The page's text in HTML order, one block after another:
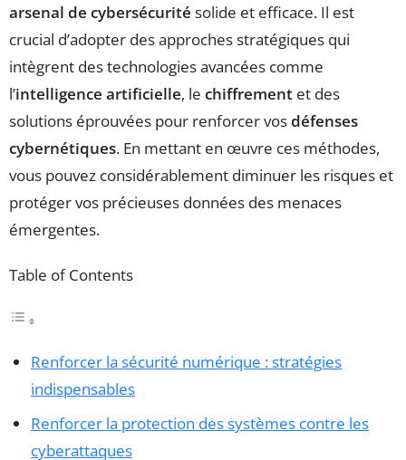
arsenal de cybersécurité solide et efficace. Il est
crucial d’adopter des approches stratégiques qui
intègrent des technologies avancées comme
l’intelligence artificielle, le chiffrement et des
solutions éprouvées pour renforcer vosdéfenses
cybernétiques. En mettant en œuvre ces méthodes,
vous pouvez considérablement diminuer les risques et
protéger vos précieuses données des menaces
émergentes.
Table of Contents
Renforcer la sécurité numérique : stratégies
indispensables
Renforcer la protection des systèmes contre les
cyberattaques